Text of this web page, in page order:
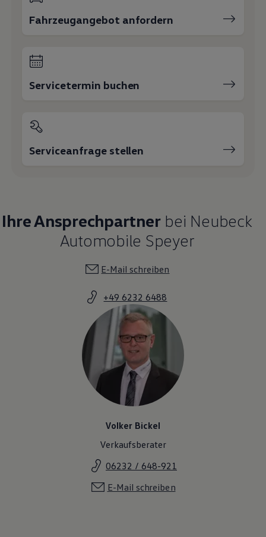
Fahrzeugangebot anfordern
Servicetermin buchen
Serviceanfrage stellen
Ihre Ansprechpartnerbei Neubeck
Automobile Speyer
E-Mail schreiben
+49 6232 6488
Volker Bickel
Verkaufsberater
06232 / 648-921
E-Mail schreiben